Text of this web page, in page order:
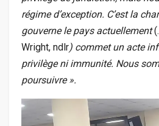
régime d’exception. C’est la
gouverne le pays actuellement
Wright, ndlr) commet un acte
privilège ni immunité. Nous
poursuivre ».